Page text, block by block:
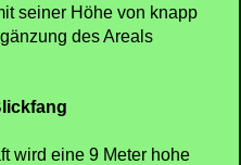
seiner Höhe von knapp
des Areals
wird eine 9 Meter hohe